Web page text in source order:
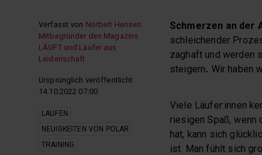
Verfasst von Norbert Hensen:
Mitbegründer des Magazins
LÄUFT und Läufer aus
Leidenschaft
Ursprünglich veröffentlicht
14.10.2022 07:00
LAUFEN
NEUIGKEITEN VON POLAR
TRAINING
Schmerzen an der
schleichender
zaghaft und werden
steigern. Wir haben
Viele Läufer:innen
riesigen Spaß, wenn
hat, kann sich
ist. Man fühlt sich